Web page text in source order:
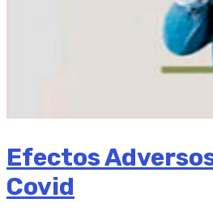
Efectos
Covid